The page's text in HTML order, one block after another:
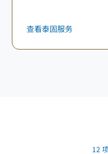
查看泰固服务
12